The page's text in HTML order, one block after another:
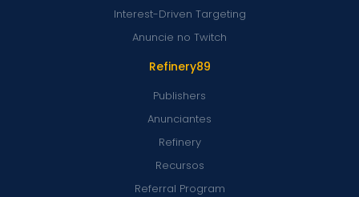
Refinery89
Publishers
Anunciantes
Refinery
Recursos
Referral Program
Interest-Driven Targeting
Anuncie no Twitch